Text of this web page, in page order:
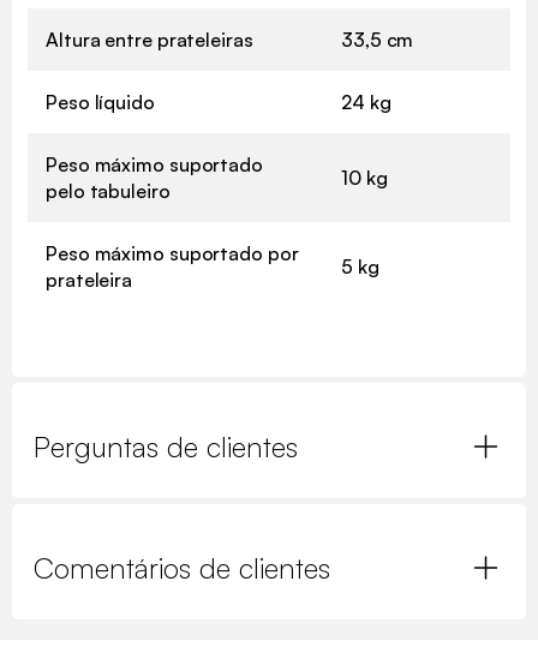
Altura entre prateleiras 33,5 cm
Peso líquido 24 kg
Peso máximo suportado
pelo tabuleiro
10 kg
Peso máximo suportado por
prateleira
5 kg
Perguntas de clientes
Comentários de clientes